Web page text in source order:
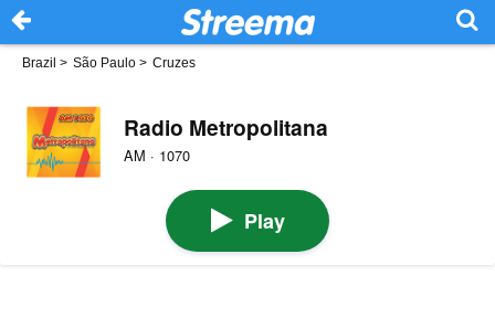
Brazil > São Paulo > Cruzes
Radio Metropolitana
AM · 1070
Play